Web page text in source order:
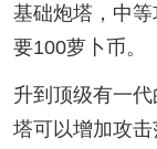
基础炮塔，中
要100萝卜币。
升到顶级有一
塔可以增加攻击